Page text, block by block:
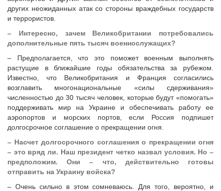
других неожиданных атак со стороны враждебных государств
и террористов.
–​ Интересно, зачем Великобритании потребовались
дополнительные пять тысяч военнослужащих?
– Предполагается, что это поможет военным выполнять
растущие в ближайшие годы обязательства за рубежом.
Известно, что Великобритания и Франция согласились
возглавить многонациональные «силы сдерживания»
численностью до 30 тысяч человек, которые будут «помогать»
поддерживать мир на Украине и обеспечивать работу ее
аэропортов и морских портов, если Россия подпишет
долгосрочное соглашение о прекращении огня.
– Насчет долгосрочного соглашения о прекращении огня
– это вряд ли. Наш президент четко назвал условия. Но –
предположим. Они – что, действительно готовы
отправить на Украину войска?
– Очень сильно в этом сомневаюсь. Для того, вероятно, и